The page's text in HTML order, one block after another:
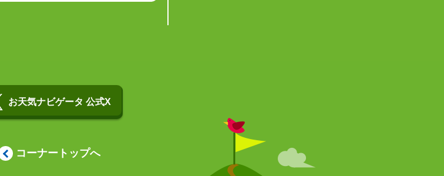
お天気ナビゲータ 公式X
コーナートップへ